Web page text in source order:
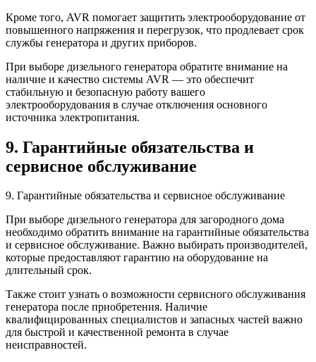
Кроме того, AVR помогает защитить электрооборудование от
повышенного напряжения и перегрузок, что продлевает срок
службы генератора и других приборов.
При выборе дизельного генератора обратите внимание на
наличие и качество системы AVR — это обеспечит
стабильную и безопасную работу вашего
электрооборудования в случае отключения основного
источника электропитания.
9. Гарантийные обязательства и
сервисное обслуживание
9. Гарантийные обязательства и сервисное обслуживание
При выборе дизельного генератора для загородного дома
необходимо обратить внимание на гарантийные обязательства
и сервисное обслуживание. Важно выбирать производителей,
которые предоставляют гарантию на оборудование на
длительный срок.
Также стоит узнать о возможности сервисного обслуживания
генератора после приобретения. Наличие
квалифицированных специалистов и запасных частей важно
для быстрой и качественной ремонта в случае
неисправностей.